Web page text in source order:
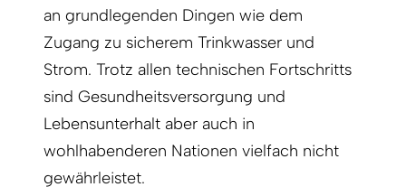
an grundlegenden Dingen wie dem
Zugang zu sicherem Trinkwasser und
Strom. Trotz allen technischen Fortschritts
sind Gesundheitsversorgung und
Lebensunterhalt aber auch in
wohlhabenderen Nationen vielfach nicht
gewährleistet.